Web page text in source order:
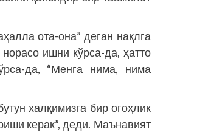
ота-она” деган нақлга
ишни кўрса-да, ҳатто
да, “Менга нима, нима
халқимизга бир огоҳлик
керак”, деди. Маънавият